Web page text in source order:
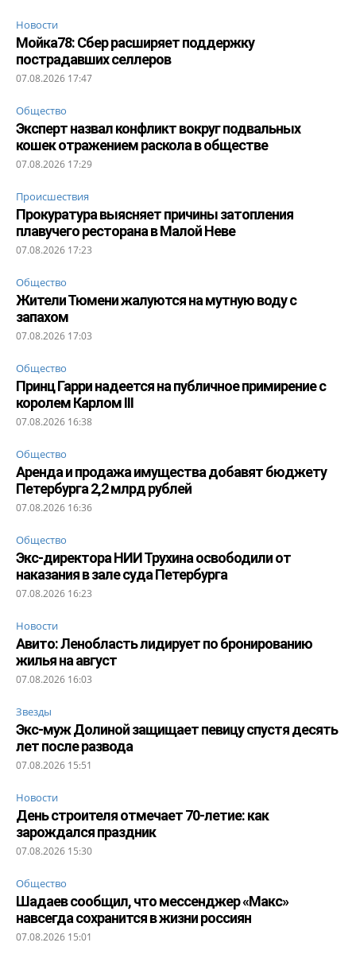
Новости
Мойка78: Сбер расширяет поддержку
пострадавших селлеров
07.08.2026 17:47
Общество
Эксперт назвал конфликт вокруг подвальных
кошек отражением раскола в обществе
07.08.2026 17:29
Происшествия
Прокуратура выясняет причины затопления
плавучего ресторана в Малой Неве
07.08.2026 17:23
Общество
Жители Тюмени жалуются на мутную воду с
запахом
07.08.2026 17:03
Общество
Принц Гарри надеется на публичное примирение с
королем Карлом III
07.08.2026 16:38
Общество
Аренда и продажа имущества добавят бюджету
Петербурга 2,2 млрд рублей
07.08.2026 16:36
Общество
Экс-директора НИИ Трухина освободили от
наказания в зале суда Петербурга
07.08.2026 16:23
Новости
Авито: Ленобласть лидирует по бронированию
жилья на август
07.08.2026 16:03
Звезды
Экс-муж Долиной защищает певицу спустя десять
лет после развода
07.08.2026 15:51
Новости
День строителя отмечает 70-летие: как
зарождался праздник
07.08.2026 15:30
Общество
Шадаев сообщил, что мессенджер «Макс»
навсегда сохранится в жизни россиян
07.08.2026 15:01